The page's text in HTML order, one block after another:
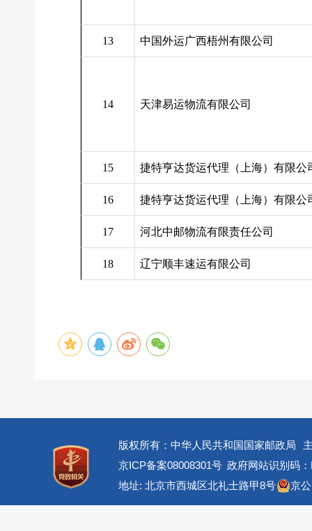
13 中国外运广西梧州有限公司
14 天津易运物流有限公司
15 捷特亨达货运代理（上海）有限公
16 捷特亨达货运代理（上海）有限公
17 河北中邮物流有限责任公司
18 辽宁顺丰速运有限公司
版权所有：中华人民共和国国家邮政局
京ICP备案08008301号 政府网站识别码
地址: 北京市西城区北礼士路甲8号
京